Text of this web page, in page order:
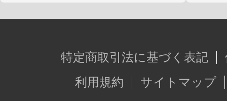
特定商取引法に基づく表記
利用規約
サイトマップ